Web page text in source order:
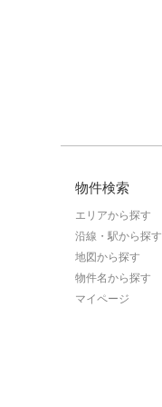
物件検索
エリアから探す
沿線・駅から探す
地図から探す
物件名から探す
マイページ